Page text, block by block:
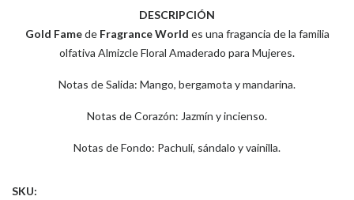
DESCRIPCIÓN
Gold Famede Fragrance World es una fragancia de la familia
olfativa Almizcle Floral Amaderado para Mujeres.
Notas de Salida: Mango, bergamota y mandarina.
Notas de Corazón: Jazmín y incienso.
Notas de Fondo: Pachulí, sándalo y vainilla.
SKU: